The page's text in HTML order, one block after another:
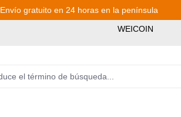
Envío gratuito en 24 horas en la península
WEICOIN